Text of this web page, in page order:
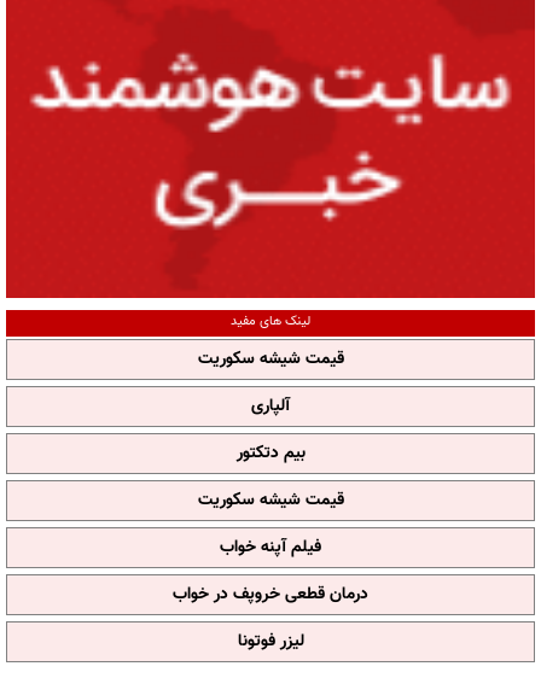
لینک های مفید
قیمت شیشه سکوریت
آلپاری
بیم دتکتور
قیمت شیشه سکوریت
فیلم آپنه خواب
درمان قطعی خروپف در خواب
لیزر فوتونا